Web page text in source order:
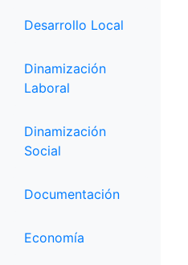
Desarrollo Local
Dinamización
Laboral
Dinamización
Social
Documentación
Economía